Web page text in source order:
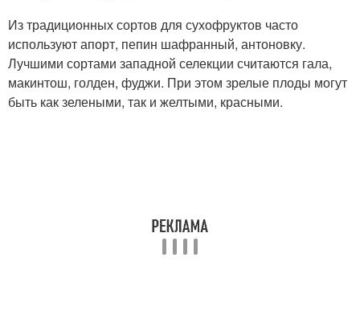
Из традиционных сортов для сухофруктов часто
используют апорт, пепин шафранный, антоновку.
Лучшими сортами западной селекции считаются гала,
макинтош, голден, фуджи. При этом зрелые плоды могут
быть как зелеными, так и желтыми, красными.